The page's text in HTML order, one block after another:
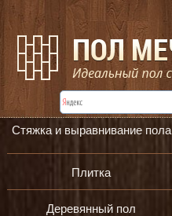
Стяжка и выравнивание пола
Плитка
Деревянный пол